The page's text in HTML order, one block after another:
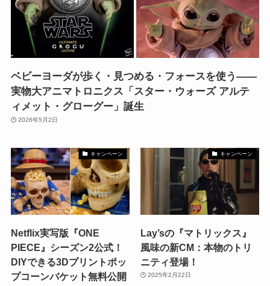
ベビーヨーダが歩く・見つめる・フォースを使う——
実物大アニマトロニクス「スター・ウォーズ アルテ
ィメット・グローグー」誕生
2026年5月2日
キャンペーン
Netflix実写版『ONE
PIECE』シーズン2公式！
DIYできる3Dプリントポッ
プコーンバケット無料公開
キャンペーン
Lay’sの『マトリックス』
風味の新CM：本物のトリ
ニティ登場！
2025年2月22日